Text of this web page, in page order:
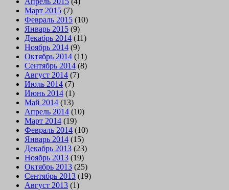
Март 2015 (7)
Февраль 2015 (10)
Январь 2015 (9)
Декабрь 2014 (11)
Ноябрь 2014 (9)
Октябрь 2014 (11)
Сентябрь 2014 (8)
Август 2014 (7)
Июль 2014 (7)
Июнь 2014 (1)
Май 2014 (13)
Апрель 2014 (10)
Март 2014 (19)
Февраль 2014 (10)
Январь 2014 (15)
Декабрь 2013 (23)
Ноябрь 2013 (19)
Октябрь 2013 (25)
Сентябрь 2013 (19)
Август 2013 (1)